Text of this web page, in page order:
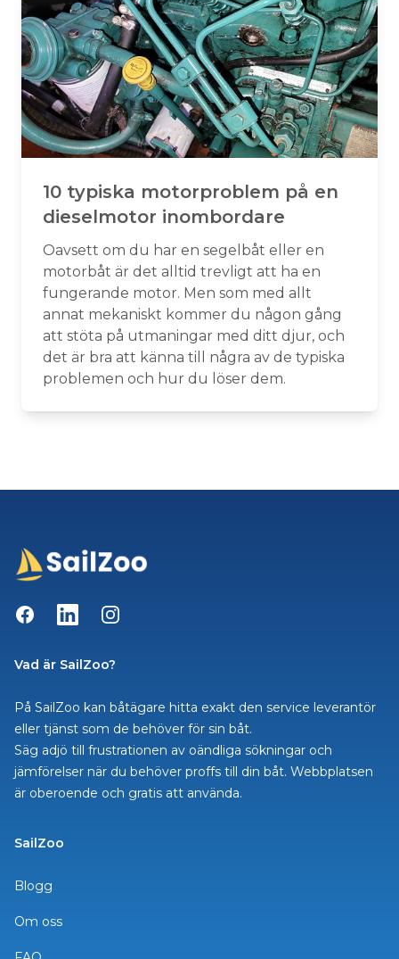
10 typiska motorproblem på en
dieselmotor inombordare
Oavsett om du har en segelbåt eller en
motorbåt är det alltid trevligt att ha en
fungerande motor. Men som med allt
annat mekaniskt kommer du någon gång
att stöta på utmaningar med ditt djur, och
det är bra att känna till några av de typiska
problemen och hur du löser dem.
FacebookLinkedInInstagram
Vad är SailZoo?
På SailZoo kan båtägare hitta exakt den service leverantör
eller tjänst som de behöver för sin båt.
Säg adjö till frustrationen av oändliga sökningar och
jämförelser när du behöver proffs till din båt. Webbplatsen
är oberoende och gratis att använda.
SailZoo
Blogg
Om oss